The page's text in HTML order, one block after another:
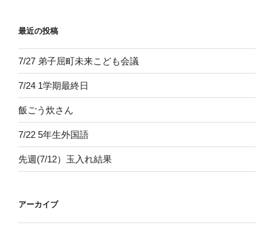
最近の投稿
7/27 弟子屈町未来こども会議
7/24 1学期最終日
飯ごう炊さん
7/22 5年生外国語
先週(7/12）玉入れ結果
アーカイブ